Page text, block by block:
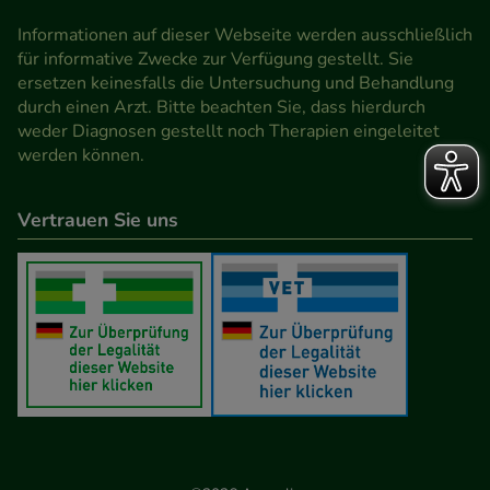
Werbung auf Drittseiten möglichst relevant für Sie
zu gestalten. Bitte beachten Sie, dass Daten hierfür
teilweise an Dritte wie z.B. Google oder soziale
Medien übertragen werden.
Informationen auf dieser Webseite werden ausschließlich
für informative Zwecke zur Verfügung gestellt. Sie
ersetzen keinesfalls die Untersuchung und Behandlung
durch einen Arzt. Bitte beachten Sie, dass hierdurch
weder Diagnosen gestellt noch Therapien eingeleitet
werden können.
Vertrauen Sie uns